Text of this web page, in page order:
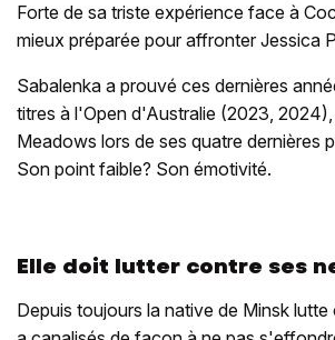
Forte de sa triste expérience face à
mieux préparée pour affronter Jessica
Sabalenka a prouvé ces dernières
titres à l'Open d'Australie (2023,
Meadows lors de ses quatre dernières
Son point faible? Son émotivité.
Elle doit lutter contre ses
Depuis toujours la native de Minsk